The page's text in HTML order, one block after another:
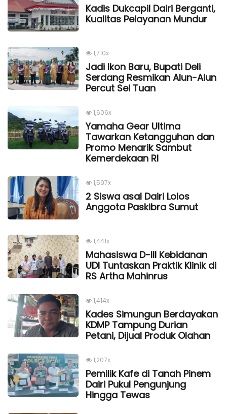
Kadis Dukcapil Dairi Berganti,
Kualitas Pelayanan Mundur
1,710x
Jadi Ikon Baru, Bupati Deli
Serdang Resmikan Alun-Alun
Percut Sei Tuan
1,606x
Yamaha Gear Ultima
Tawarkan Ketangguhan dan
Promo Menarik Sambut
Kemerdekaan Rl
1,597x
2 Siswa asal Dairi Lolos
Anggota Paskibra Sumut
1,441x
Mahasiswa D-III Kebidanan
UDI Tuntaskan Praktik Klinik di
RS Artha Mahinrus
1,414x
Kades Simungun Berdayakan
KDMP Tampung Durian
Petani, Dijual Produk Olahan
1,207x
Pemilik Kafe di Tanah Pinem
Dairi Pukul Pengunjung
Hingga Tewas